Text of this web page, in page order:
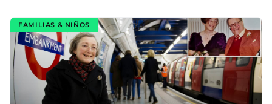
FAMILIAS & NIÑOS